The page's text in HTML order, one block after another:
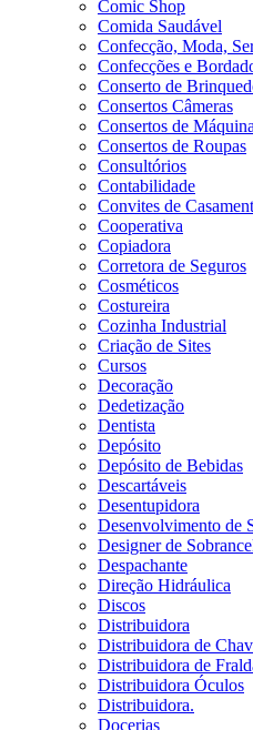
Comic Shop
Comida Saudável
Confecção, Moda,
Confecções e
Conserto de
Consertos Câmeras
Consertos de
Consertos de Roupas
Consultórios
Contabilidade
Convites de
Cooperativa
Copiadora
Corretora de Seguros
Cosméticos
Costureira
Cozinha Industrial
Criação de Sites
Cursos
Decoração
Dedetização
Dentista
Depósito
Depósito de Bebidas
Descartáveis
Desentupidora
Desenvolvimento de
Designer de
Despachante
Direção Hidráulica
Discos
Distribuidora
Distribuidora de
Distribuidora de
Distribuidora Óculos
Distribuidora.
Docerias